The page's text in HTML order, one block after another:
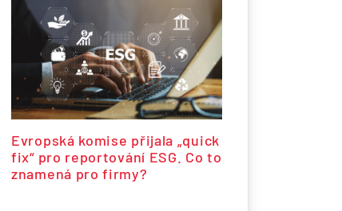
Evropská komise přijala „quick
fix“ pro reportování ESG. Co to
znamená pro firmy?